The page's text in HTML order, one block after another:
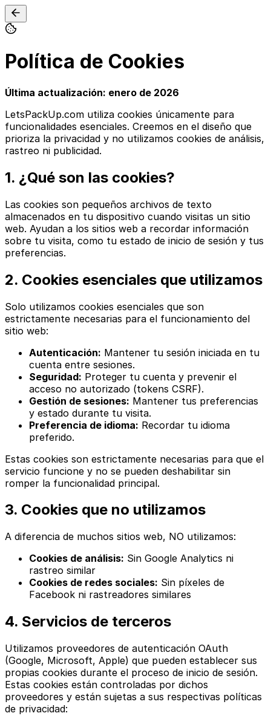
Política de Cookies
Última actualización: enero de 2026
LetsPackUp.com utiliza cookies únicamente para
funcionalidades esenciales. Creemos en el diseño que
prioriza la privacidad y no utilizamos cookies de análisis,
rastreo ni publicidad.
1. ¿Qué son las cookies?
Las cookies son pequeños archivos de texto
almacenados en tu dispositivo cuando visitas un sitio
web. Ayudan a los sitios web a recordar información
sobre tu visita, como tu estado de inicio de sesión y tus
preferencias.
2. Cookies esenciales que utilizamos
Solo utilizamos cookies esenciales que son
estrictamente necesarias para el funcionamiento del
sitio web:
Autenticación: Mantener tu sesión iniciada en tu
cuenta entre sesiones.
Seguridad: Proteger tu cuenta y prevenir el
acceso no autorizado (tokens CSRF).
Gestión de sesiones: Mantener tus preferencias
y estado durante tu visita.
Preferencia de idioma: Recordar tu idioma
preferido.
Estas cookies son estrictamente necesarias para que el
servicio funcione y no se pueden deshabilitar sin
romper la funcionalidad principal.
3. Cookies que no utilizamos
A diferencia de muchos sitios web, NO utilizamos:
Cookies de análisis: Sin Google Analytics ni
rastreo similar
Cookies de redes sociales: Sin píxeles de
Facebook ni rastreadores similares
4. Servicios de terceros
Utilizamos proveedores de autenticación OAuth
(Google, Microsoft, Apple) que pueden establecer sus
propias cookies durante el proceso de inicio de sesión.
Estas cookies están controladas por dichos
proveedores y están sujetas a sus respectivas políticas
de privacidad: